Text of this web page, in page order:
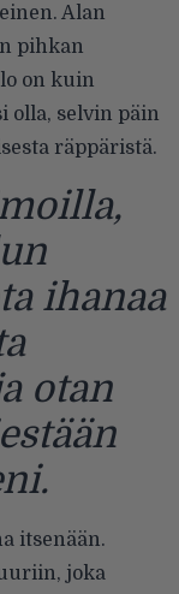
Alan
pihkan
on kuin
olla, selvin päin
ihanaa
otan
räppäristä.
itsenään.
joka